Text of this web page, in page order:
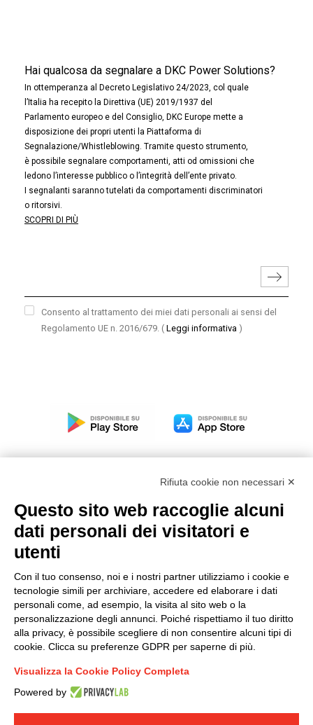
Hai qualcosa da segnalare a DKC Power Solutions?
In ottemperanza al Decreto Legislativo 24/2023, col quale
l’Italia ha recepito la Direttiva (UE) 2019/1937 del
Parlamento europeo e del Consiglio, DKC Europe mette a
disposizione dei propri utenti la Piattaforma di
Segnalazione/Whistleblowing. Tramite questo strumento,
è possibile segnalare comportamenti, atti od omissioni che
ledono l’interesse pubblico o l’integrità dell’ente privato.
I segnalanti saranno tutelati da comportamenti discriminatori
o ritorsivi.
SCOPRI DI PIÙ
Consento al trattamento dei miei dati personali ai sensi del
Regolamento UE n. 2016/679. ( Leggi informativa )
LINKEDIN YOUTUBE
Modello organizzativo, gestione e controllo – D. lgs.
231/2001
Condizioni generali di vendita DKC Power Solutions
Condizioni generali di acquisto
Codice etico
Rifiuta cookie non necessari ✕
Questo sito web raccoglie alcuni
dati personali dei visitatori e
utenti
Con il tuo consenso, noi e i nostri partner utilizziamo i cookie e
tecnologie simili per archiviare, accedere ed elaborare i dati
personali come, ad esempio, la visita al sito web o la
personalizzazione degli annunci. Poiché rispettiamo il tuo diritto
alla privacy, è possibile scegliere di non consentire alcuni tipi di
cookie. Clicca su preferenze GDPR per saperne di più.
Visualizza la Cookie Policy Completa
Powered by